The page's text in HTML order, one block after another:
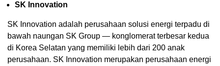
SK Innovation
SK Innovation adalah perusahaan solusi energi terpadu di
bawah naungan SK Group — konglomerat terbesar kedua
di Korea Selatan yang memiliki lebih dari 200 anak
perusahaan. SK Innovation merupakan perusahaan energi